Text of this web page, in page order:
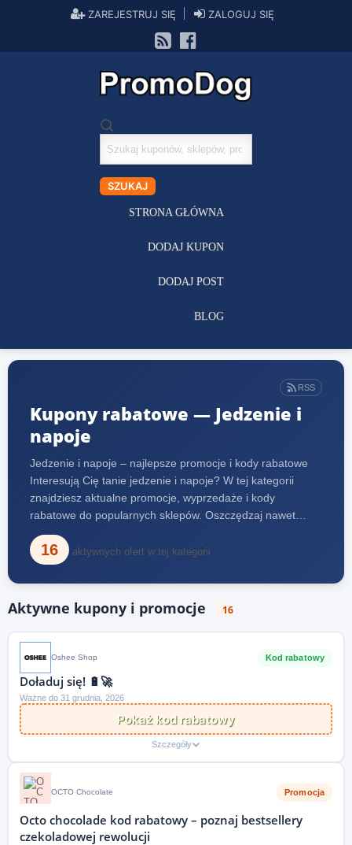
ZAREJESTRUJ SIĘ ZALOGUJ SIĘ
Szukaj
kuponów
SZUKAJ
STRONA GŁÓWNA
DODAJ KUPON
DODAJ POST
BLOG
RSS
Kupony rabatowe — Jedzenie i
napoje
Jedzenie i napoje – najlepsze promocje i kody rabatowe
Interesują Cię tanie jedzenie i napoje? W tej kategorii
znajdziesz aktualne promocje, wyprzedaże i kody
rabatowe do popularnych sklepów. Oszczędzaj nawet…
16 aktywnych ofert w tej kategorii
Aktywne kupony i promocje 16
Oshee Shop Kod rabatowy
Doładuj się! 🔋🚀
Ważne do 31 grudnia, 2026
Pokaż kod rabatowy
Szczegóły
OCTO Chocolate Promocja
Octo chocolade kod rabatowy – poznaj bestsellery
czekoladowej rewolucji